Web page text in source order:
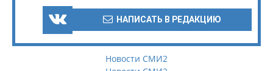
НАПИСАТЬ В РЕДАКЦИЮ
Новости СМИ2